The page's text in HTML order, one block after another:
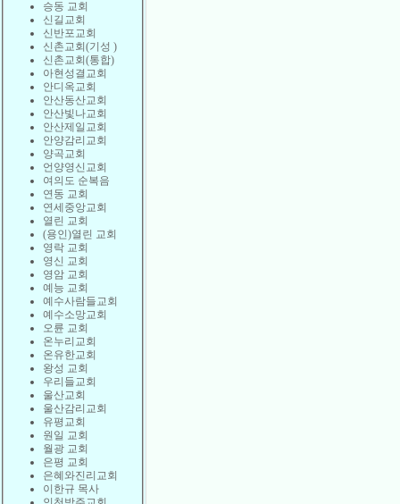
승동 교회
신길교회
신반포교회
신촌교회(기성 )
신촌교회(통합)
아현성결교회
안디옥교회
안산동산교회
안산빛나교회
안산제일교회
안양감리교회
양곡교회
언양영신교회
여의도 순복음
연동 교회
연세중앙교회
열린 교회
(용인)열린 교회
영락 교회
영신 교회
영암 교회
예능 교회
예수사람들교회
예수소망교회
오륜 교회
온누리교회
온유한교회
왕성 교회
우리들교회
울산교회
울산감리교회
유평교회
원일 교회
월광 교회
은평 교회
은혜와진리교회
이한규 목사